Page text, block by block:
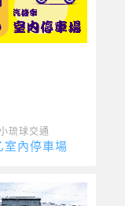
琉球交通
室內停車場